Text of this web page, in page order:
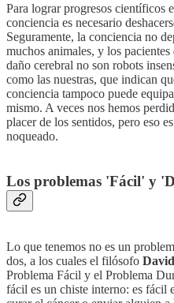
Para lograr progresos científicos
conciencia es necesario
Seguramente, la conciencia no
muchos animales, y los
daño cerebral no son robots
como las nuestras, que indican
conciencia tampoco puede
mismo. A veces nos hemos
placer de los sentidos, pero eso
noqueado.
Los problemas 'Fácil' y
Lo que tenemos no es un
dos, a los cuales el filósofo
Problema Fácil y el Problema
fácil es un chiste interno: es fácil